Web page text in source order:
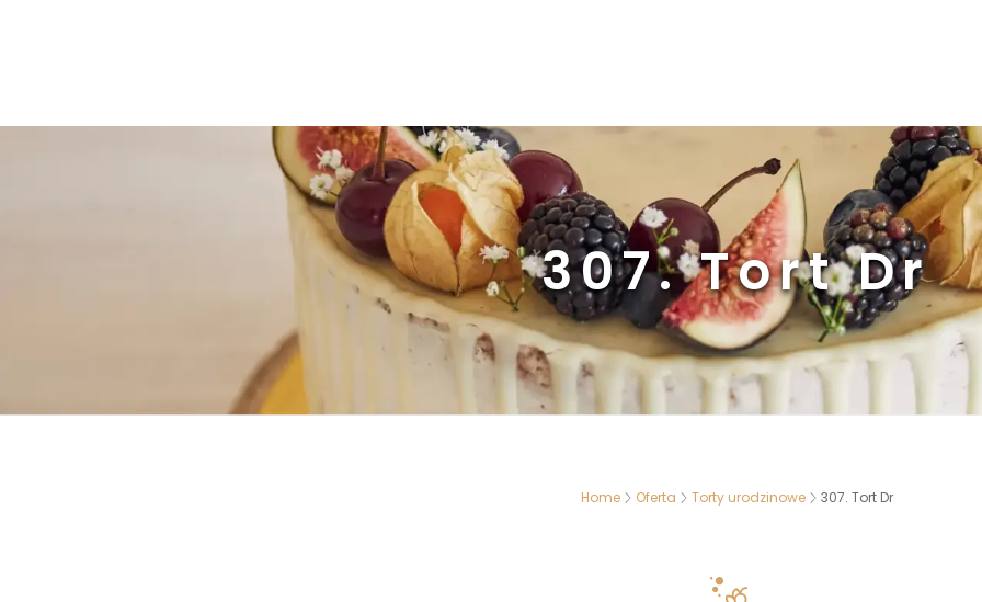
307. Tort Dr
Home Oferta Torty urodzinowe 307. Tort Dr